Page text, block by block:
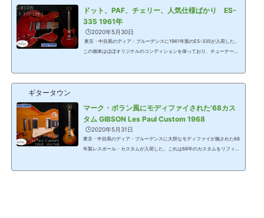
ック材とは異なる木材を使ってきた。し...
ドット、PAF、チェリー、人気仕様ばかり ES-
335 1961年
🕒️2020年5月30日
東京・中目黒のディア・プルーデンスに1961年製のES-335が入荷した。
この個体はほぼオリジナルのコンディションを保っており、チューナーも
ン・ボディのES-125を'46年に発売...
ギタータウン
マーク・ボラン風にモディファイされた'68カス
タム GIBSON Les Paul Custom 1968
🕒️2020年5月31日
東京・中目黒のディア・プルーデンスに大胆なモディファイが施された68
年製レスポール・カスタムが入荷した。これは68年のカスタムをリフィニ